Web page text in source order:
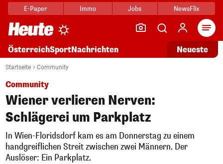
E-Paper Immo Jobs NewsFlix
ÖsterreichSportNachrichten Neueste
Startseite Community
Community
Wiener verlieren Nerven:
Schlägerei um Parkplatz
In Wien-Floridsdorf kam es am Donnerstag zu einem
handgreiflichen Streit zwischen zwei Männern. Der
Auslöser: Ein Parkplatz.